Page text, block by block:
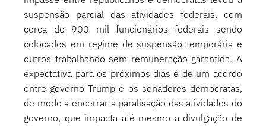
suspensão parcial das atividades federais, com
cerca de 900 mil funcionários federais sendo
colocados em regime de suspensão temporária e
outros trabalhando sem remuneração garantida. A
expectativa para os próximos dias é de um acordo
entre governo Trump e os senadores democratas,
de modo a encerrar a paralisação das atividades do
governo, que impacta até mesmo a divulgação de